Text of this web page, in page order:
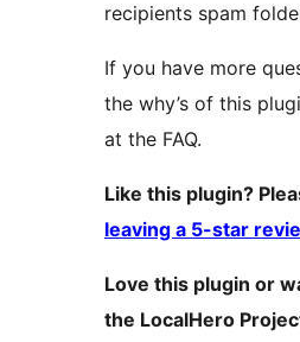
recipients spam
If you have more
the why’s of this
at the FAQ.
Like this plugin?
leaving a 5-star
Love this plugin or
the LocalHero